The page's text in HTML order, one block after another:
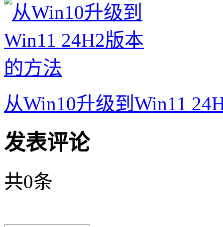
从Win10升级到Win11
发表评论
共0条